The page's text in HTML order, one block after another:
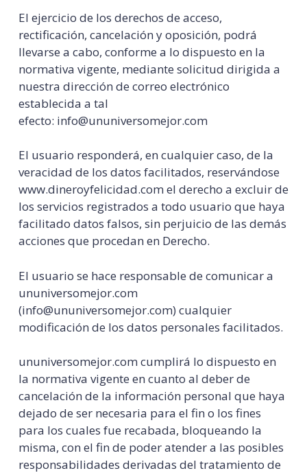
El ejercicio de los derechos de acceso,
rectificación, cancelación y oposición, podrá
llevarse a cabo, conforme a lo dispuesto en la
normativa vigente, mediante solicitud dirigida a
nuestra dirección de correo electrónico
establecida a tal
efecto: info@ununiversomejor.com
El usuario responderá, en cualquier caso, de la
veracidad de los datos facilitados, reservándose
www.dineroyfelicidad.com el derecho a excluir de
los servicios registrados a todo usuario que haya
facilitado datos falsos, sin perjuicio de las demás
acciones que procedan en Derecho.
El usuario se hace responsable de comunicar a
ununiversomejor.com
(info@ununiversomejor.com) cualquier
modificación de los datos personales facilitados.
ununiversomejor.com cumplirá lo dispuesto en
la normativa vigente en cuanto al deber de
cancelación de la información personal que haya
dejado de ser necesaria para el fin o los fines
para los cuales fue recabada, bloqueando la
misma, con el fin de poder atender a las posibles
responsabilidades derivadas del tratamiento de